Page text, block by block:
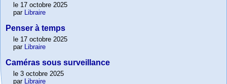
le 17 octobre 2025
par Libraire
Penser à temps
le 17 octobre 2025
par Libraire
Caméras sous surveillance
le 3 octobre 2025
par Libraire